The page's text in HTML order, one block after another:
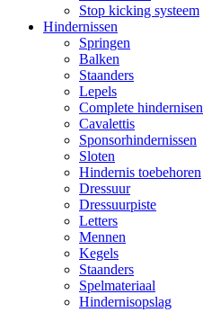
Stop kicking systeem
Hindernissen
Springen
Balken
Staanders
Lepels
Complete hindernisen
Cavalettis
Sponsorhindernissen
Sloten
Hindernis toebehoren
Dressuur
Dressuurpiste
Letters
Mennen
Kegels
Staanders
Spelmateriaal
Hindernisopslag